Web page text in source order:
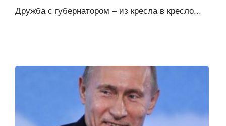
Дружба с губернатором – из кресла в кресло...